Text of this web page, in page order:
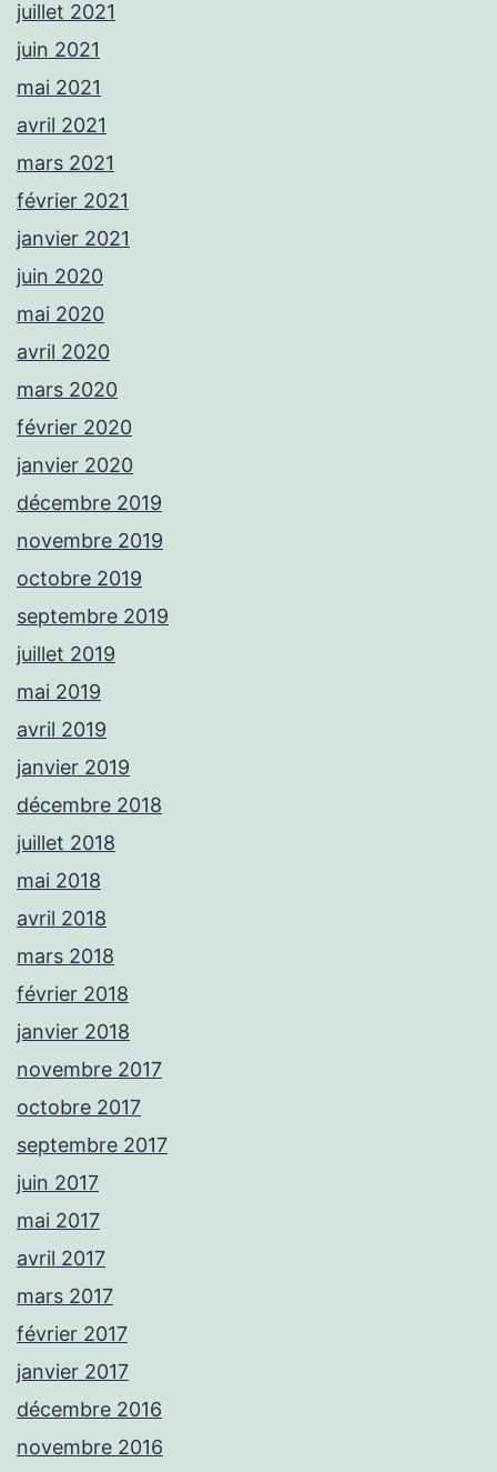
juillet 2021
juin 2021
mai 2021
avril 2021
mars 2021
février 2021
janvier 2021
juin 2020
mai 2020
avril 2020
mars 2020
février 2020
janvier 2020
décembre 2019
novembre 2019
octobre 2019
septembre 2019
juillet 2019
mai 2019
avril 2019
janvier 2019
décembre 2018
juillet 2018
mai 2018
avril 2018
mars 2018
février 2018
janvier 2018
novembre 2017
octobre 2017
septembre 2017
juin 2017
mai 2017
avril 2017
mars 2017
février 2017
janvier 2017
décembre 2016
novembre 2016